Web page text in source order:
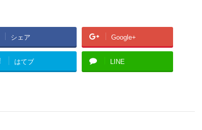
シェア Google+
はてブ LINE